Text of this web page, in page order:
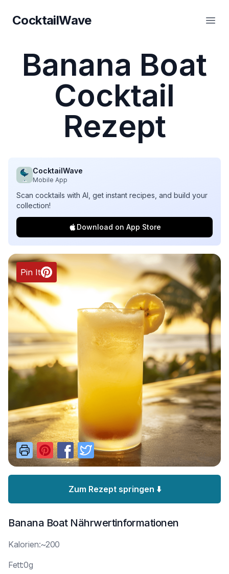
CocktailWave
CocktailWave
Banana Boat
Cocktail
Rezept
CocktailWave
Mobile App
Scan cocktails with AI, get instant recipes, and build your
collection!
Download on App Store
Pin It
Zum Rezept springen ⬇️
Banana BoatNährwertinformationen
Kalorien:~200
Fett:0g